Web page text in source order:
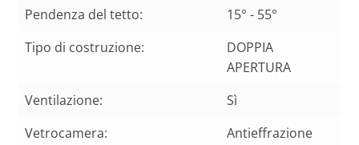
Pendenza del tetto:
15° - 55°
Tipo di costruzione:
DOPPIA
APERTURA
Ventilazione:
Sì
Vetrocamera:
Antieffrazione